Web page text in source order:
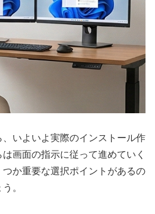
いよいよ実際のインストール作
画面の指示に従って進めていく
か重要な選択ポイントがあるの
。